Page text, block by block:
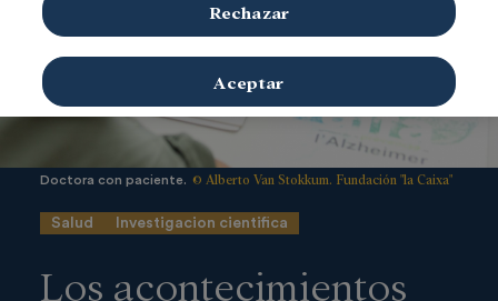
Doctora con paciente. © Alberto Van Stokkum. Fundación "la Caixa"
Salud Investigacion cientifica
Los acontecimientos
Rechazar
Aceptar